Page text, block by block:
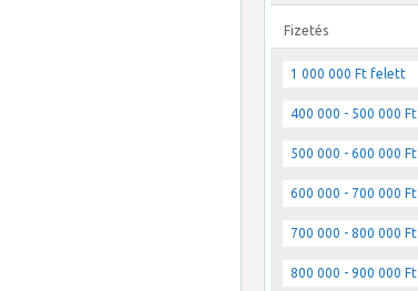
Fizetés
1 000 000 Ft felett
400 000 - 500 000 Ft
500 000 - 600 000 Ft
600 000 - 700 000 Ft
700 000 - 800 000 Ft
800 000 - 900 000 Ft